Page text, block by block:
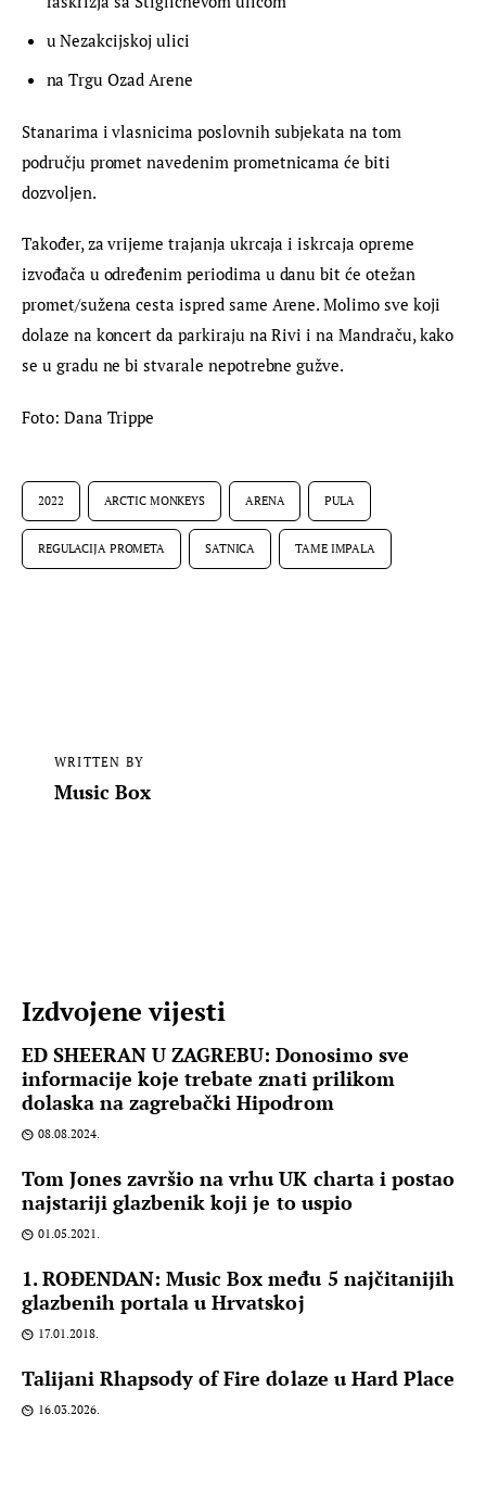
u Nezakcijskoj ulici
na Trgu Ozad Arene
Stanarima i vlasnicima poslovnih subjekata na tom
području promet navedenim prometnicama će biti
dozvoljen.
Također, za vrijeme trajanja ukrcaja i iskrcaja opreme
izvođača u određenim periodima u danu bit će otežan
promet/sužena cesta ispred same Arene. Molimo sve koji
dolaze na koncert da parkiraju na Rivi i na Mandraču, kako
se u gradu ne bi stvarale nepotrebne gužve.
Foto: Dana Trippe
2022 ARCTIC MONKEYS ARENA PULA
REGULACIJA PROMETA SATNICA TAME IMPALA
WRITTEN BY
Music Box
Izdvojene vijesti
ED SHEERAN U ZAGREBU: Donosimo sve
informacije koje trebate znati prilikom
dolaska na zagrebački Hipodrom
08.08.2024.
Tom Jones završio na vrhu UK charta i postao
najstariji glazbenik koji je to uspio
01.05.2021.
1. ROĐENDAN: Music Box među 5 najčitanijih
glazbenih portala u Hrvatskoj
17.01.2018.
Talijani Rhapsody of Fire dolaze u Hard Place
16.03.2026.